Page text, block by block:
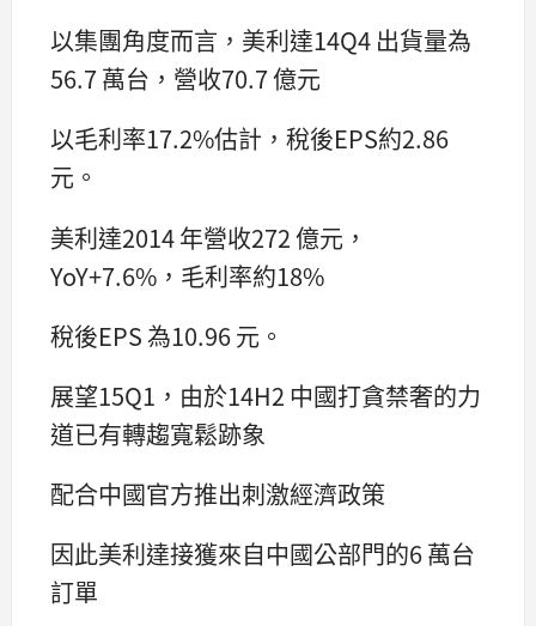
以集團角度而言，美利達14Q4 出貨量為
56.7 萬台，營收70.7 億元
以毛利率17.2%估計，稅後EPS約2.86
元。
美利達2014 年營收272 億元，
YoY+7.6%，毛利率約18%
稅後EPS 為10.96 元。
展望15Q1，由於14H2 中國打貪禁奢的力
道已有轉趨寬鬆跡象
配合中國官方推出刺激經濟政策
因此美利達接獲來自中國公部門的6 萬台
訂單